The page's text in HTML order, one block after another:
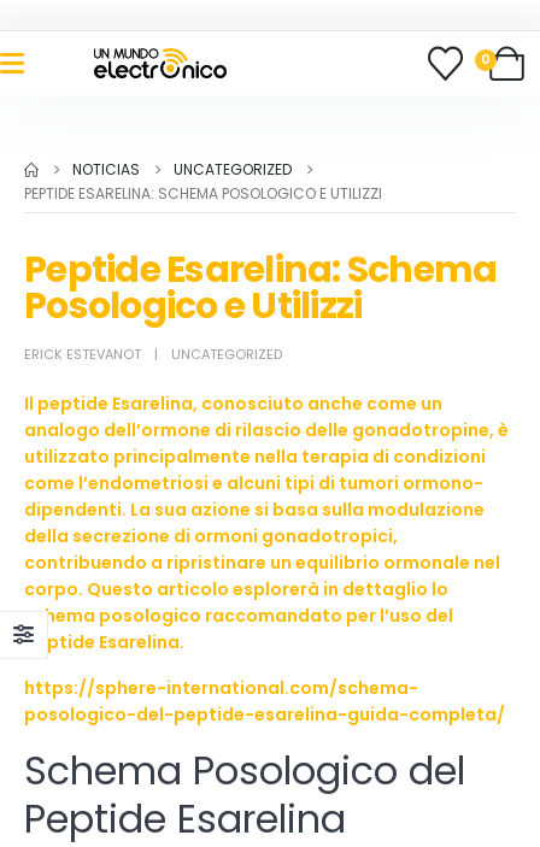
0
NOTICIAS
UNCATEGORIZED
PEPTIDE ESARELINA: SCHEMA POSOLOGICO E UTILIZZI
Peptide Esarelina: Schema
Posologico e Utilizzi
ERICK ESTEVANOT UNCATEGORIZED
Il peptide Esarelina, conosciuto anche come un
analogo dell’ormone di rilascio delle gonadotropine, è
utilizzato principalmente nella terapia di condizioni
come l’endometriosi e alcuni tipi di tumori ormono-
dipendenti. La sua azione si basa sulla modulazione
della secrezione di ormoni gonadotropici,
contribuendo a ripristinare un equilibrio ormonale nel
corpo. Questo articolo esplorerà in dettaglio lo
schema posologico raccomandato per l’uso del
peptide Esarelina.
https://sphere-international.com/schema-
posologico-del-peptide-esarelina-guida-completa/
Schema Posologico del
Peptide Esarelina